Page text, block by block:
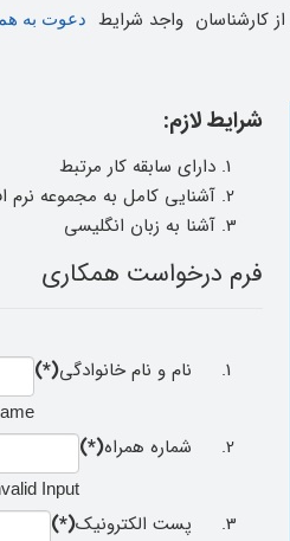
کارشناسان واجد شرایط دعوت به
شرایط لازم:
دارای سابقه کار مرتبط
آشنایی کامل به مجموعه نرم
آشنا به زبان انگلیسی
فرم درخواست همکاری
نام و نام خانوادگی(*)
شماره همراه(*)
Input
پست الکترونیک(*)